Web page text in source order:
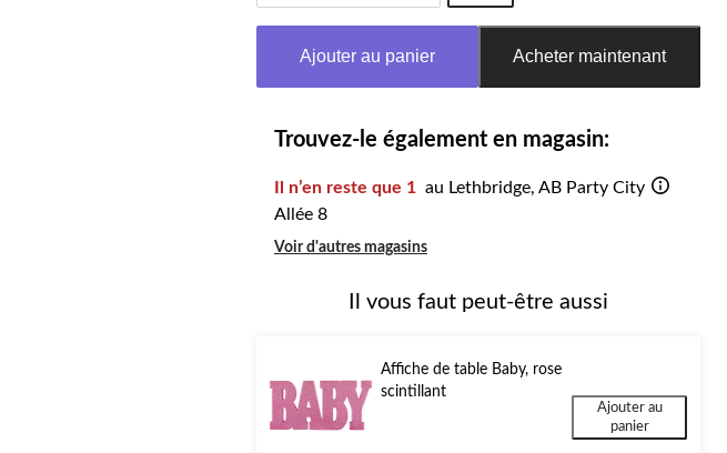
Ajouter au panier Acheter maintenant
Trouvez-le également en magasin:
Il n’en reste que 1 au Lethbridge, AB Party City
Allée 8
Voir d'autres magasins
Il vous faut peut-être aussi
Affiche de table Baby, rose
scintillant
Ajouter au
panier